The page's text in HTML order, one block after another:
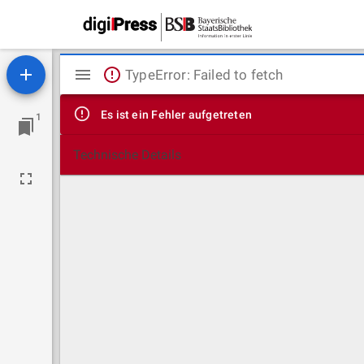
1
Mirador
Viewer
TypeError: Failed to fetch
Es ist ein Fehler aufgetreten
Technische Details